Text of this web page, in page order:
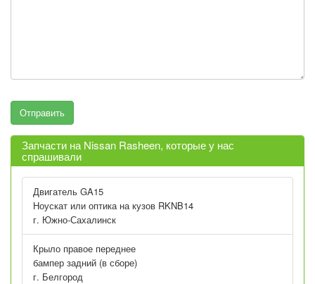
Запчасти на Nissan Rasheen, которые у нас
спрашивали
Двигатель GA15
Ноускат или оптика на кузов RKNB14
г. Южно-Сахалинск
Крыло правое переднее
бампер задний (в сборе)
г. Белгород